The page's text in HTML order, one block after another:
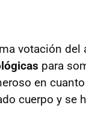
votación del
para
en
cuerpo y se